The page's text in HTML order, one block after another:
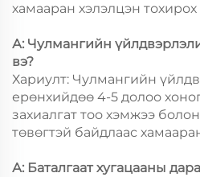
хамааран хэлэлцэн
А: Чулмангийн
вэ?
Хариулт: Чулмангийн
ерөнхийдөө 4-5 долоо
захиалгат тоо хэмжээ
төвөгтэй байдлаас
А: Баталгаат хугацааны